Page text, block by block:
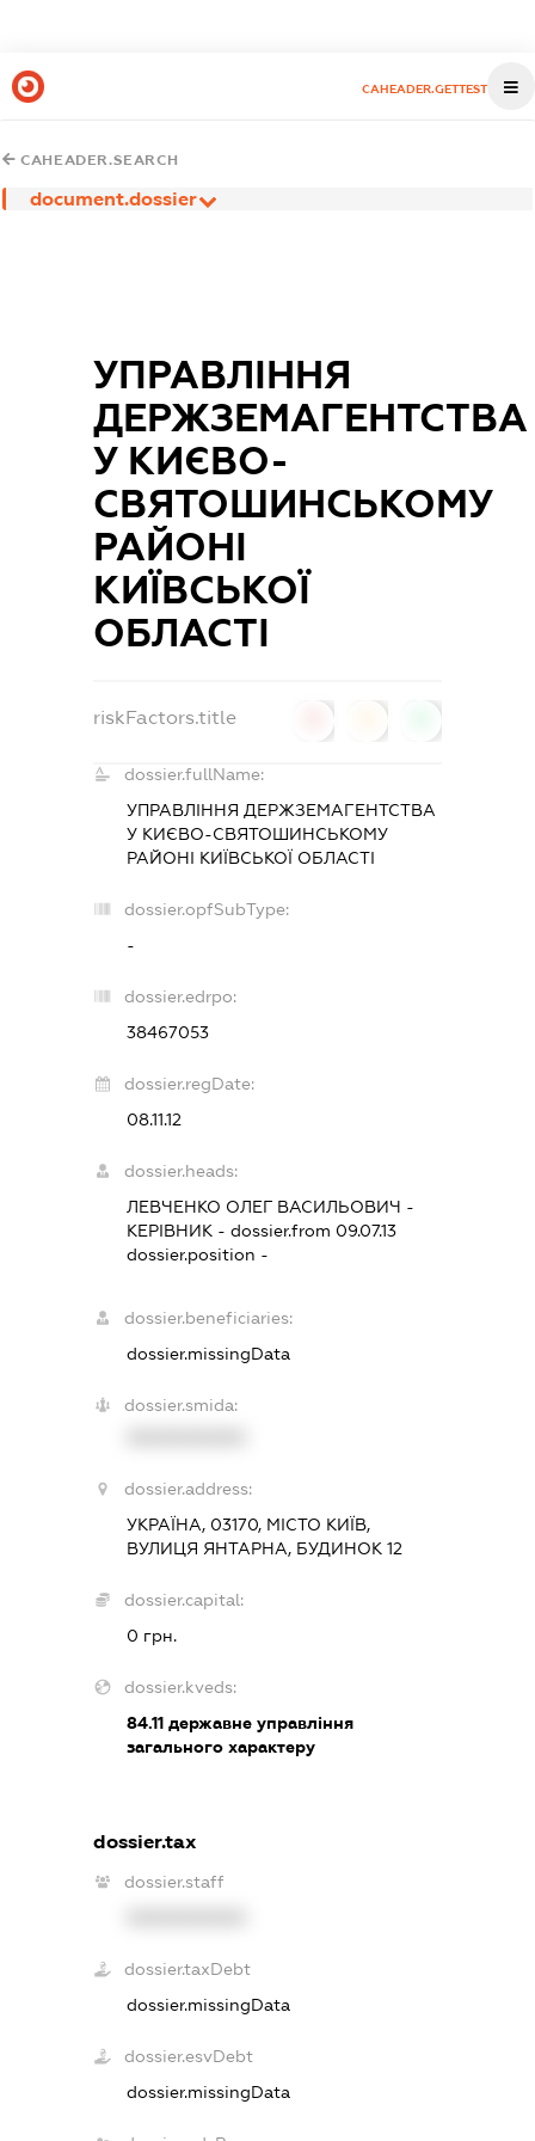
CAHEADER.GETTEST
CAHEADER.SEARCH
document.dossier
УПРАВЛІННЯ
ДЕРЖЗЕМАГЕНТСТВА
У КИЄВО-
СВЯТОШИНСЬКОМУ
РАЙОНІ
КИЇВСЬКОЇ
ОБЛАСТІ
riskFactors.title
dossier.fullName:
УПРАВЛІННЯ ДЕРЖЗЕМАГЕНТСТВА
У КИЄВО-СВЯТОШИНСЬКОМУ
РАЙОНІ КИЇВСЬКОЇ ОБЛАСТІ
dossier.opfSubType:
-
dossier.edrpo:
38467053
dossier.regDate:
08.11.12
dossier.heads:
ЛЕВЧЕНКО ОЛЕГ ВАСИЛЬОВИЧ -
КЕРІВНИК - dossier.from 09.07.13
dossier.position -
dossier.beneficiaries:
dossier.missingData
dossier.smida:
dossier.address:
УКРАЇНА, 03170, МІСТО КИЇВ,
ВУЛИЦЯ ЯНТАРНА, БУДИНОК 12
dossier.capital:
0 грн.
dossier.kveds:
84.11 державне управління
загального характеру
dossier.tax
dossier.staff
dossier.taxDebt
dossier.missingData
dossier.esvDebt
dossier.missingData